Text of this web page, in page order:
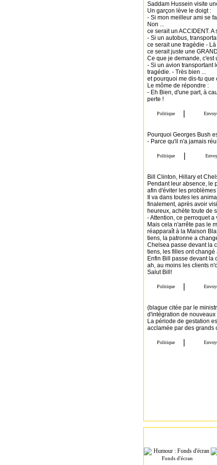
Saddam Hussein visite
Un garçon lève le doigt :
- Si mon meilleur ami se
Non ...
ce serait un ACCIDENT.
- Si un autobus,
ce serait une tragédie -
ce serait juste une
Ce que je demande, c'est
- Si un avion transportant
tragédie. - Très bien ...
et pourquoi me dis-tu que
Le môme de répondre :
- Eh Bien, d'une part, à
perte !
Pourquoi Georges Bush
- Parce qu'il n'a jamais
Bill Clinton, Hillary et
Pendant leur absence, le
afin d'éviter les
Il va dans toutes les
finalement, après avoir
heureux, achète toute de
- Attention, ce perroquet
Mais cela n'arrête pas le
réapparaît à la Maison
tiens, la patronne a
Chelsea passe devant la
tiens, les filles ont changé
Enfin Bill passe devant la
ah, au moins les clients
Salut Bill!
(blague citée par le
d'intégration de
La période de gestation
acclamée par des grands
Fonds d'écran